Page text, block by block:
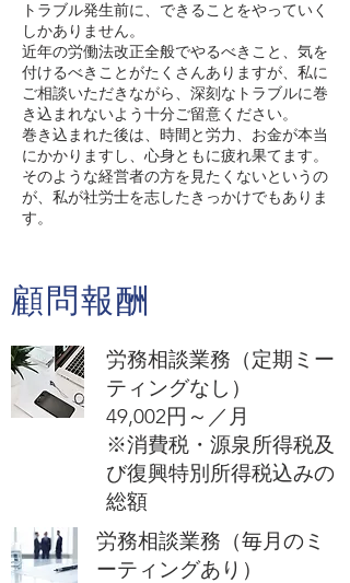
トラブル発生前に、できることをやっていく
しかありません。
近年の労働法改正全般でやるべきこと、気を
付けるべきことがたくさんありますが、私に
ご相談いただきながら、深刻なトラブルに巻
き込まれないよう十分ご留意ください。
巻き込まれた後は、時間と労力、お金が本当
にかかりますし、心身ともに疲れ果てます。
そのような経営者の方を見たくないというの
が、私が社労士を志したきっかけでもありま
す。
顧問報酬
労務相談業務（定期ミー
ティングなし）
​49,002円～／月
​※消費税・源泉所得税及
び復興特別所得税込みの
総額
労務相談業務（毎月のミ
ーティングあり）